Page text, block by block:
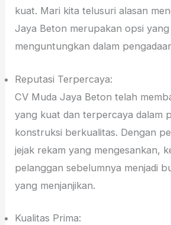
kuat. Mari kita telusuri alasan
Jaya Beton merupakan opsi yang
menguntungkan dalam
Reputasi Terpercaya:
CV Muda Jaya Beton telah
yang kuat dan terpercaya dalam
konstruksi berkualitas. Dengan
jejak rekam yang mengesankan,
pelanggan sebelumnya menjadi
yang menjanjikan.
Kualitas Prima: